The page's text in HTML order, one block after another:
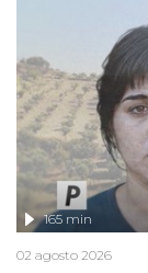
165 min
02 agosto 2026